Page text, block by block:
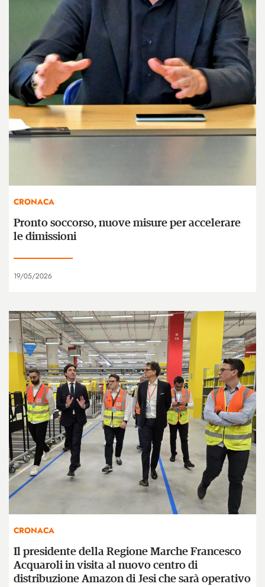
CRONACA
Pronto soccorso, nuove misure per accelerare
le dimissioni
19/05/2026
CRONACA
Il presidente della Regione Marche Francesco
Acquaroli in visita al nuovo centro di
distribuzione Amazon di Jesi che sarà operativo